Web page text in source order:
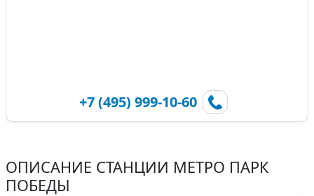
+7 (495) 999-10-60
ОПИСАНИЕ СТАНЦИИ МЕТРО ПАРК
ПОБЕДЫ